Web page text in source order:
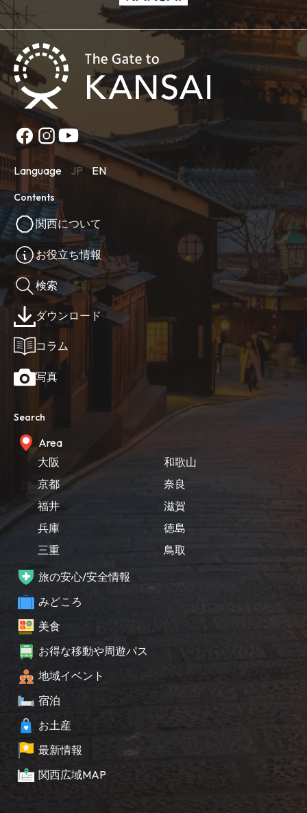
Language JP EN
Contents
関西について
お役立ち情報
検索
ダウンロード
コラム
写真
Search
Area
大阪
京都
福井
兵庫
三重
和歌山
奈良
滋賀
徳島
鳥取
旅の安心/安全情報
みどころ
美食
お得な移動や周遊パス
地域イベント
宿泊
お土産
最新情報
関西広域MAP